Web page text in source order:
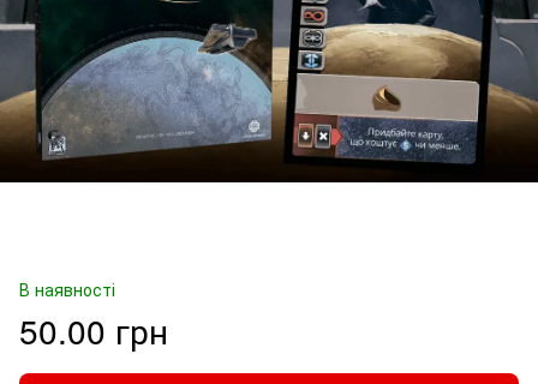
В наявності
50.00 грн